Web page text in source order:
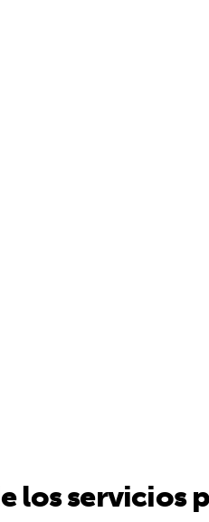
los servicios